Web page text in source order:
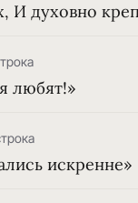
И духовно
любят!»
искренне»